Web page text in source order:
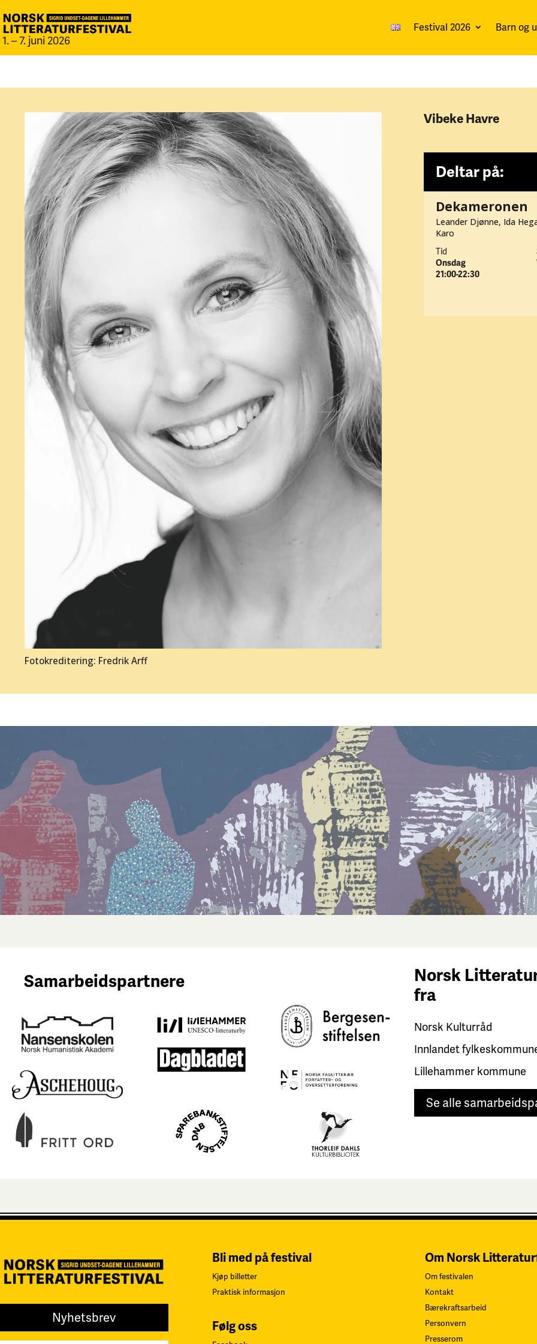
1. – 7. juni 2026
Festival 2026 Barn og
Fotokreditering: Fredrik Arff
Vibeke Havre
Deltar på:
Dekameronen
Leander Djønne, Ida
Karo
Tid
Onsdag
21:00-22:30
Samarbeidspartnere Norsk
fra
Norsk Kulturråd
Innlandet
Lillehammer kommune
Se alle
Nyhetsbrev
Bli med på festival
Kjøp billetter
Praktisk informasjon
Følg oss
Om Norsk
Om festivalen
Kontakt
Bærekraftsarbeid
Personvern
Presserom